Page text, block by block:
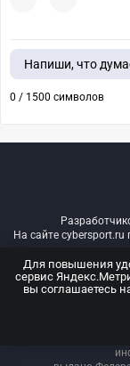
Напиши, что
0 / 1500 символов
На сайте
© ООО
ООО
Для повышения
сервис
вы соглашаетесь